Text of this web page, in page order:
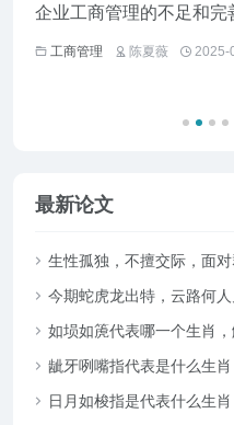
企业工商管理的不足和完
工商管理 陈夏薇 2025-
最新论文
生性孤独，不擅交际，面
面解答解释落实
今期蛇虎龙出特，云路何
词语解释梳理
如埙如箎代表哪一个生肖
龇牙咧嘴指代表是什么生
日月如梭指是代表什么生